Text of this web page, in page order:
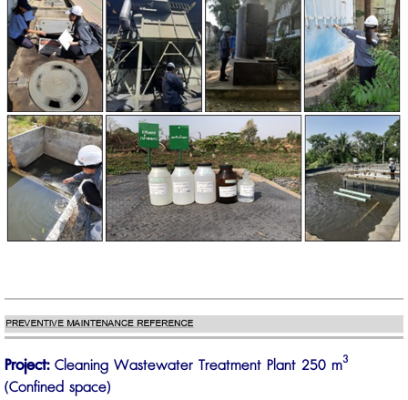
Project:Cleaning Wastewater Treatment Plant 250 m3
(Confined space)